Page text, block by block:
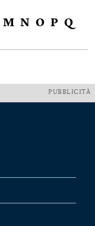
M N O P Q
PUBBLICITÀ